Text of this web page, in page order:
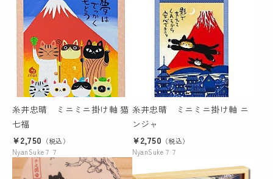
糸井忠晴 ミニミニ掛け軸 猫
七福
¥2,750 （税込）
NyanSuke７７
糸井忠晴 ミニミニ掛け軸 ニ
ンジャ
¥2,750 （税込）
NyanSuke７７